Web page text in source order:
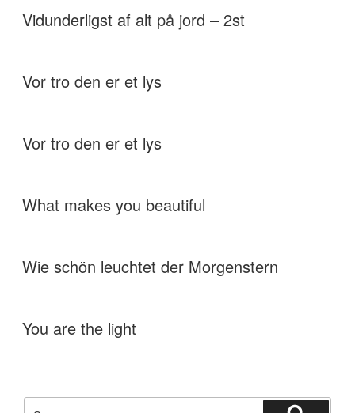
Vidunderligst af alt på jord – 2st
Vor tro den er et lys
Vor tro den er et lys
What makes you beautiful
Wie schön leuchtet der Morgenstern
You are the light